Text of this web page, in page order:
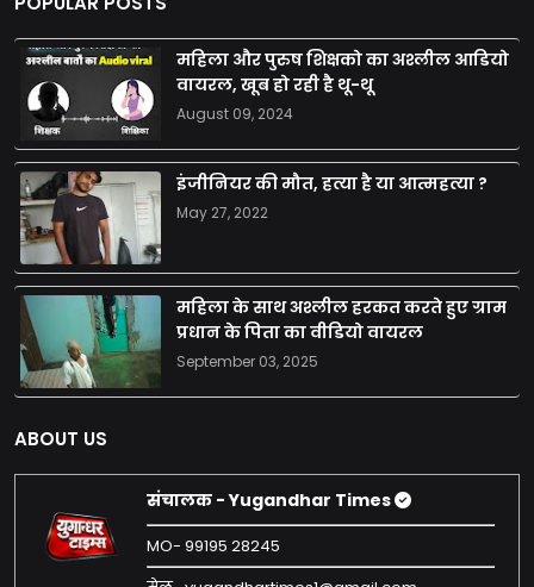
महिला और पुरुष शिक्षको का अश्लील आडियो
वायरल, खूब हो रही है थू-थू
August 09, 2024
इंजीनियर की मौत, हत्या है या आत्महत्या ?
May 27, 2022
महिला के साथ अश्लील हरकत करते हुए ग्राम
प्रधान के पिता का वीडियो वायरल
September 03, 2025
ABOUT US
संचालक - Yugandhar Times
MO- 99195 28245